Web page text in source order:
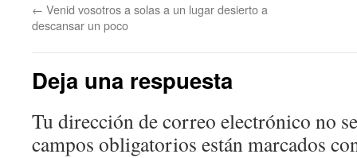
← Venid vosotros a solas a un lugar desierto a
descansar un poco
Deja una respuesta
Tu dirección de correo electrónico no
campos obligatorios están marcados